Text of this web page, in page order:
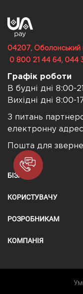
04207, Оболонський
0 800 21 44 64, 044
Графік роботи
В будні дні 8:00-
Вихідні дні 8:00-
З питань
електронну
Пошта для
БІЗНЕСУ
КОРИСТУВАЧУ
РОЗРОБНИКАМ
КОМПАНІЯ